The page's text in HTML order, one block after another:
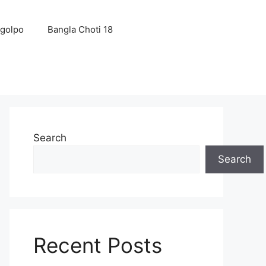
Bangla Choti 18
Search
Search
Recent Posts